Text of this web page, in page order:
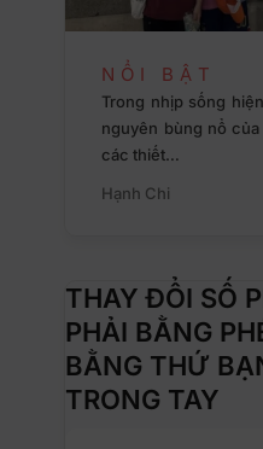
NỔI BẬT
Trong nhịp sống
nguyên bùng nổ
các thiết…
Hạnh Chi
THAY ĐỔI SỐ
PHẢI BẰNG
BẰNG THỨ
TRONG TAY